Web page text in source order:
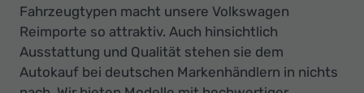
Fahrzeugtypen macht unsere Volkswagen
Reimporte so attraktiv. Auch hinsichtlich
Ausstattung und Qualität stehen sie dem
Autokauf bei deutschen Markenhändlern in nichts